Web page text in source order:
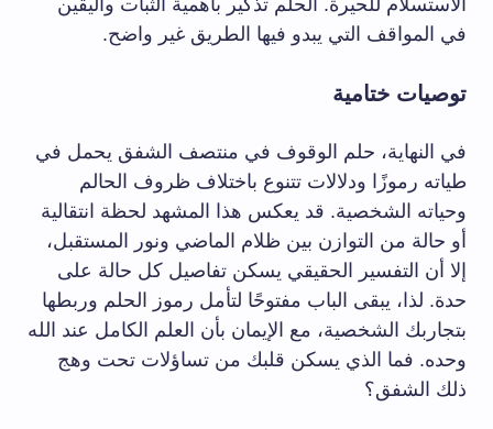
الاستسلام للحيرة. الحلم تذكير بأهمية الثبات واليقين
في المواقف التي يبدو فيها الطريق غير واضح.
توصيات ختامية
في النهاية، حلم الوقوف في منتصف الشفق يحمل في
طياته رموزًا ودلالات تتنوع باختلاف ظروف الحالم
وحياته الشخصية. قد يعكس هذا المشهد لحظة انتقالية
أو حالة من التوازن بين ظلام الماضي ونور المستقبل،
إلا أن التفسير الحقيقي يسكن تفاصيل كل حالة على
حدة. لذا، يبقى الباب مفتوحًا لتأمل رموز الحلم وربطها
بتجاربك الشخصية، مع الإيمان بأن العلم الكامل عند الله
وحده. فما الذي يسكن قلبك من تساؤلات تحت وهج
ذلك الشفق؟